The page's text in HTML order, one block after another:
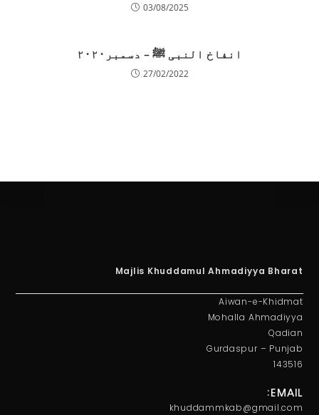
03/08/2025
انفاخ النبی ﷺ – دسمبر۲۰۲۰
27/02/2022
Majlis Khuddamul Ahmadiyya Bharat
Aiwan-e-Khidmat
Mohalla Ahmadiyya
Qadian
Gurdaspur – Punjab
143516
EMAIL:
khuddammkab@gmail.com